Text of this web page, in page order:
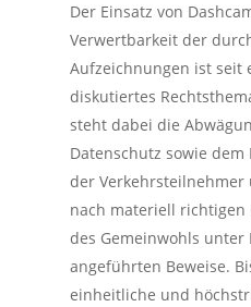
Der Einsatz von
Verwertbarkeit der
Aufzeichnungen ist seit
diskutiertes
steht dabei die
Datenschutz sowie
der Verkehrsteilnehmer
nach materiell richtigen
des Gemeinwohls
angeführten Beweise.
einheitliche und